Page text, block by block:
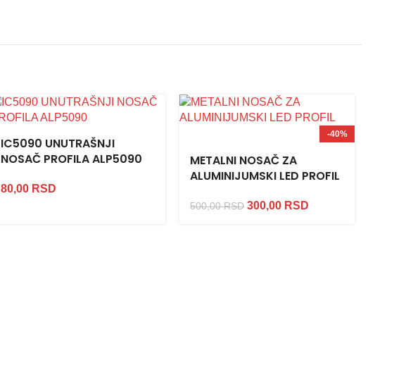
IC5090 UNUTRAŠNJI
NOSAČ PROFILA ALP5090
80,00 RSD
-40%
METALNI NOSAČ ZA
ALUMINIJUMSKI LED PROFIL
500,00RSD 300,00 RSD